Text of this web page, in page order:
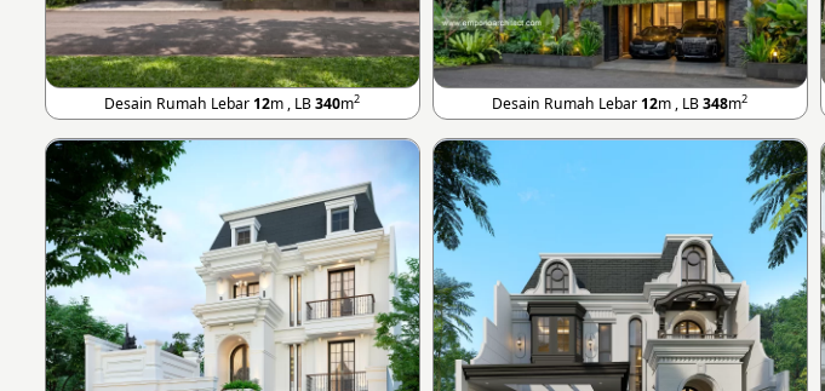
Desain Rumah Lebar 12m , LB340m2 Desain Rumah Lebar 12m , LB348m2